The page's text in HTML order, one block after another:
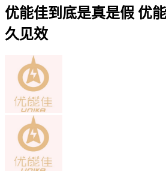
优能佳到底是真是假 优
久见效